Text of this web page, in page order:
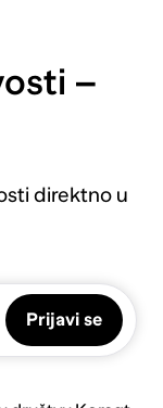
–
direktno u
Prijavi se